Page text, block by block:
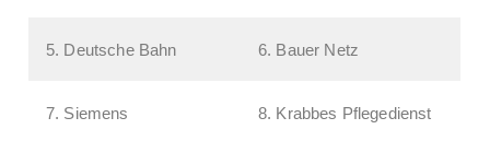
5. Deutsche Bahn 6. Bauer Netz
7. Siemens 8. Krabbes Pflegedienst